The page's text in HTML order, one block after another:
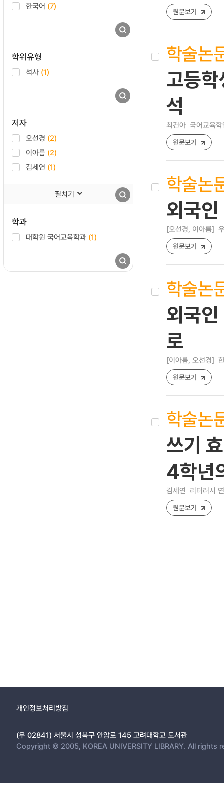
한국어 (7)
학위유형
석사 (1)
저자
오선경 (2)
이아름 (2)
김세연 (1)
펼치기
학과
대학원 국어교육학과 (1)
원문보기
학술논
고등
석
최건아 국어교육
원문보기
학술논
외국
[오선경, 이아름]
원문보기
학술논
외국
로
[이아름, 오선경]
원문보기
학술논
쓰기
4학년
김세연 리터러시
원문보기
개인정보처리방침
(우 02841) 서울시 성북구 안암로 145 고려대학교 도서관
Copyright © 2005, KOREA UNIVERSITY LIBRARY. All rights